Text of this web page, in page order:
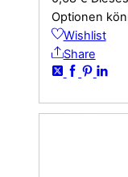
Optionen
Wishlist
Share